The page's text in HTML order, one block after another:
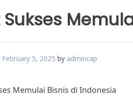
Sukses
February 5, 2025 by admincap
Memulai Bisnis di Indonesia